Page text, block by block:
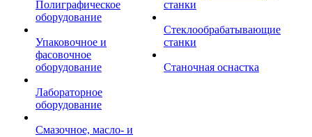
Полиграфическое
оборудование
Упаковочное и
фасовочное
оборудование
Лабораторное
оборудование
Смазочное, масло- и
станки
Стеклообрабатывающие
станки
Станочная оснастка